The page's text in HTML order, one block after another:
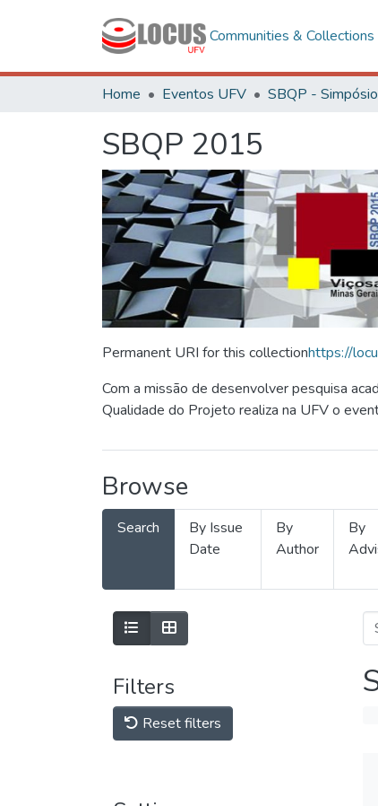
Communities & Collections
Home Eventos UFV
SBQP 2015
Permanent URI for this collectionhttps://
Com a missão de desenvolver pesquisa
Qualidade do Projeto realiza na UFV o
Browse
Search
By Issue
Date
By
Author
By
Filters
Reset filters